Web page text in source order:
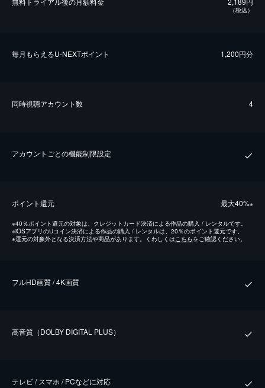
（税込）
毎⽉もらえるU-NEXTポイント 1,200円分
同時視聴アカウント数 4
アカウントごとの機能制限設定
ポイント還元 最⼤40%※
※40％ポイント還元の対象は、クレジットカード決済による作品の購入 / レンタルです。
※iOSアプリのUコイン決済による作品の購入 / レンタルは、20％のポイント還元です。
※還元の対象外となる決済方法や商品があります。くわしくは こちらをご確認ください。
フルHD画質 / 4K画質
⾼⾳質（DOLBY DIGITAL PLUS）
テレビ / スマホ / PCなどに対応